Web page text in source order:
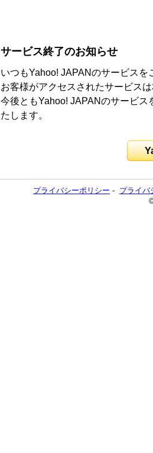
サービス終了のお知らせ
いつもYahoo! JAPANのサービス
お客様がアクセスされたサービス
今後ともYahoo! JAPANのサービ
たします。
プライバシーポリシー - プライバ